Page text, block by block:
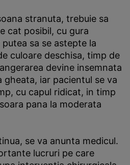
stranuta, trebuie sa
cat posibil, cu gura
sa se astepte la
culoare deschisa, timp de
devine insemnata
gheata, iar pacientul se va
cu capul ridicat, in timp
pana la moderata
se va anunta medicul.
lucruri pe care